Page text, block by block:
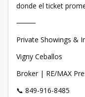
donde el ticket
⸻
Private Showings &
Vigny Ceballos
Broker | RE/MAX
📞 849-916-8485